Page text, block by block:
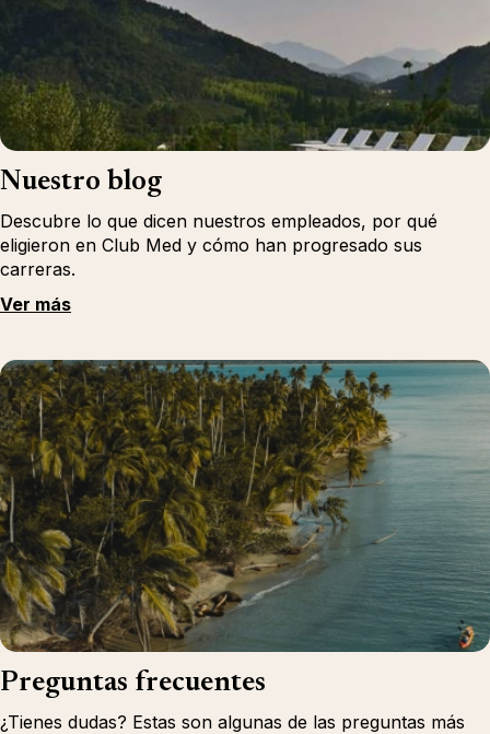
Nuestro blog
Descubre lo que dicen nuestros empleados, por qué
eligieron en Club Med y cómo han progresado sus
carreras.
Ver más
Preguntas frecuentes
¿Tienes dudas? Estas son algunas de las preguntas más